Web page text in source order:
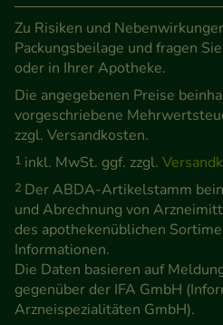
Zu Risiken und
Packungsbeilage und fragen
oder in Ihrer Apotheke.
Die angegebenen Preise
vorgeschriebene
zzgl. Versandkosten.
1 inkl. MwSt. ggf. zzgl.
2 Der ABDA-Artikelstamm
und Abrechnung von
des apothekenüblichen
Informationen.
Die Daten basieren auf
gegenüber der IFA GmbH
Arzneispezialitäten GmbH).